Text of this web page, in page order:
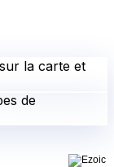
la carte et
de